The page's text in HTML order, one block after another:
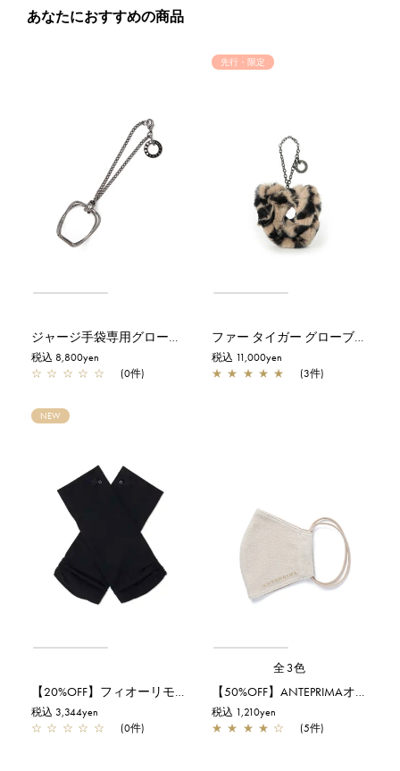
あなたにおすすめの商品
ジャージ手袋専用グローブホルダー/ブラックニッケル
税込 8,800yen
☆ ☆ ☆ ☆ ☆ (0件)
先行・限定
ファー タイガー グローブホルダー/ベージュ【オンラインストア限定カラー】
税込 11,000yen
★ ★ ★ ★ ★ (3件)
NEW
【20%OFF】フィオーリモチーフショートアームカバー/ブラック
税込 3,344yen
☆ ☆ ☆ ☆ ☆ (0件)
全3色
【50%OFF】ANTEPRIMAオリジナルチュールレースマスク/ベージュ
税込 1,210yen
★ ★ ★ ★ ☆ (5件)